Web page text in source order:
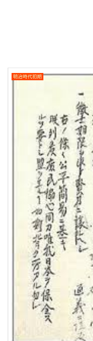
明治時代初期